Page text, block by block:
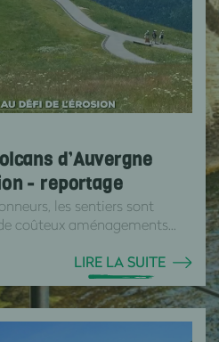
d’Auvergne
- reportage
les sentiers sont
coûteux aménagements...
LIRE LA SUITE